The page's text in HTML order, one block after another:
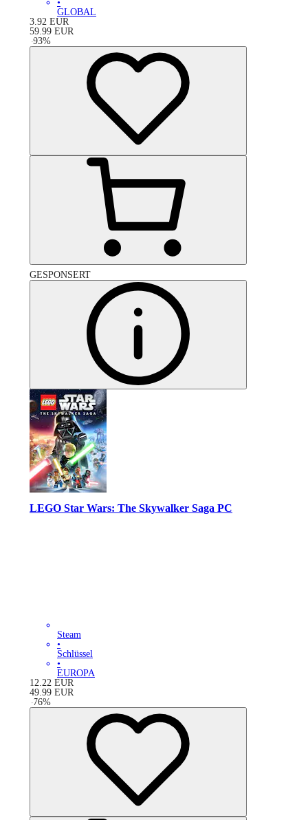
•
GLOBAL
3.92 EUR
59.99 EUR
-93%
GESPONSERT
LEGO Star Wars: The Skywalker Saga PC
Steam
•
Schlüssel
•
EUROPA
12.22 EUR
49.99 EUR
-76%